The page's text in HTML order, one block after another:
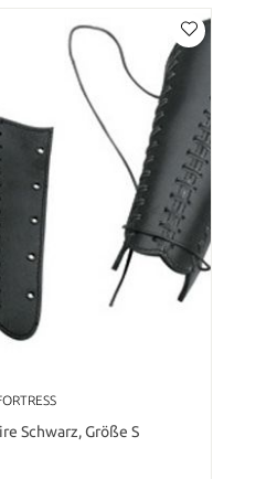
Schwarz, Größe S